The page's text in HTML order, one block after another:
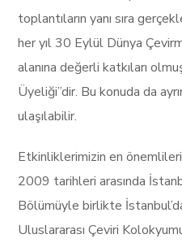
toplantıların yanı sıra
her yıl 30 Eylül Dünya
alanına değerli katkıları
Üyeliği”dir. Bu konuda da
ulaşılabilir.
Etkinliklerimizin en
2009 tarihleri arasında
Bölümüyle birlikte
Uluslararası Çeviri